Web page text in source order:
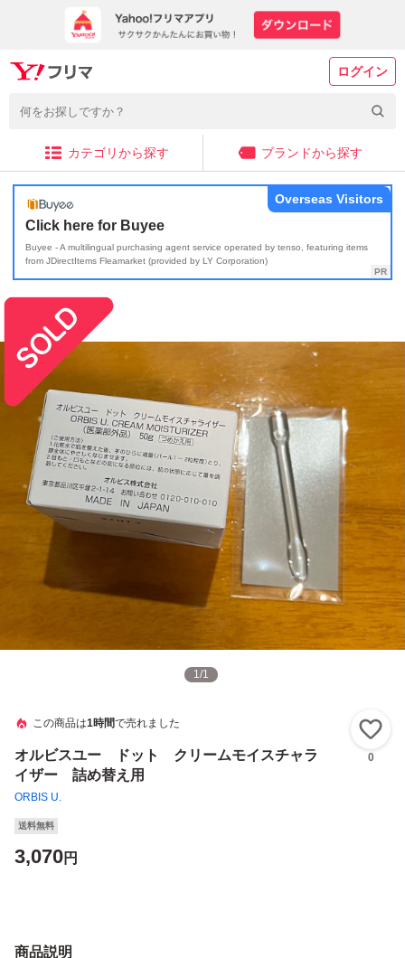
ログイン
カテゴリから探す ブランドから探す
Click here for Buyee
Buyee - A multilingual purchasing agent service operated by tenso, featuring items
from JDirectItems Fleamarket (provided by LY Corporation)
Overseas Visitors
1/1
この商品は1時間で売れました
オルビスユー ドット クリームモイスチャラ
イザー 詰め替え用
ORBIS U.
0
送料無料
3,070円
商品説明